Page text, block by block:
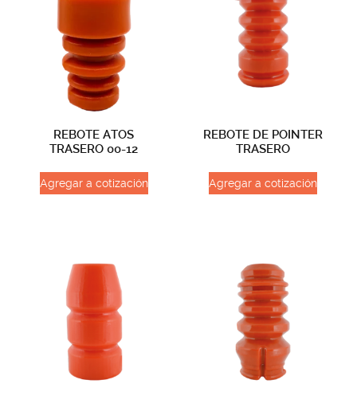
REBOTE ATOS
TRASERO 00-12
Agregar a cotización
REBOTE DE POINTER
TRASERO
Agregar a cotización